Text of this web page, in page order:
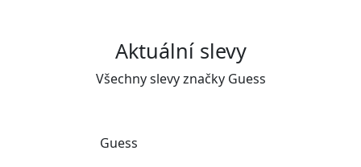
Aktuální slevy
Všechny slevy značky Guess
Guess